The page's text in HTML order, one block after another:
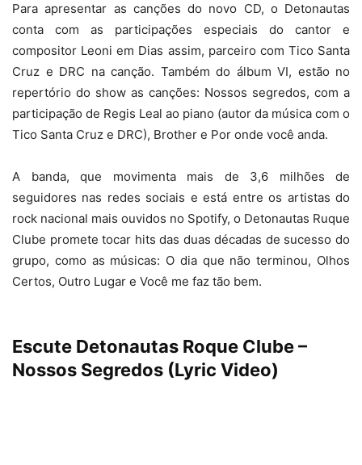
Para apresentar as canções do novo CD, o Detonautas
conta com as participações especiais do cantor e
compositor Leoni em Dias assim, parceiro com Tico Santa
Cruz e DRC na canção. Também do álbum VI, estão no
repertório do show as canções: Nossos segredos, com a
participação de Regis Leal ao piano (autor da música com o
Tico Santa Cruz e DRC), Brother e Por onde você anda.
A banda, que movimenta mais de 3,6 milhões de
seguidores nas redes sociais e está entre os artistas do
rock nacional mais ouvidos no Spotify, o Detonautas Ruque
Clube promete tocar hits das duas décadas de sucesso do
grupo, como as músicas: O dia que não terminou, Olhos
Certos, Outro Lugar e Você me faz tão bem.
Escute Detonautas Roque Clube –
Nossos Segredos (Lyric Video)